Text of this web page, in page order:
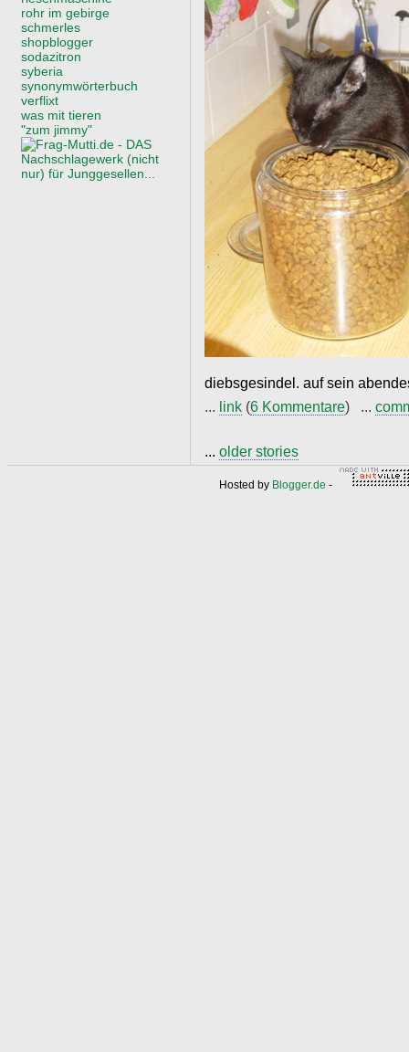
rohr im gebirge
schmerles
shopblogger
sodazitron
syberia
synonymwörterbuch
verflixt
was mit tieren
"zum jimmy"
diebsgesindel. auf sein
... link (6 Kommentare) ...
... older stories
Hosted by Blogger.de -